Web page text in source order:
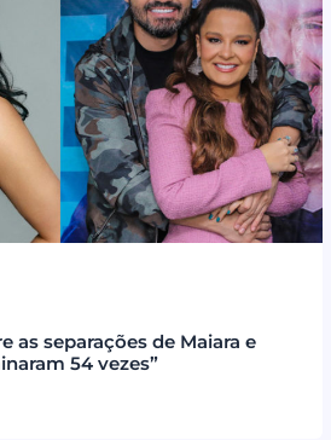
as separações de Maiara e
54 vezes”